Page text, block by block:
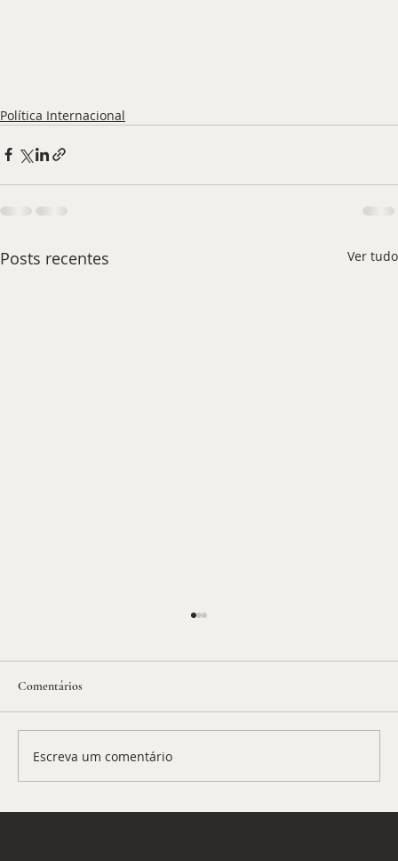
Política Internacional
Posts recentes Ver tudo
Comentários
Escreva um comentário